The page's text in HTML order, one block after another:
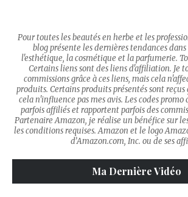
Pour toutes les beautés en herbe et les
blog présente les dernières tendances
l'esthétique, la cosmétique et la parfumerie.
Certains liens sont des liens d'affiliation. Je
commissions grâce à ces liens, mais cela
produits. Certains produits présentés sont
cela n'influence pas mes avis. Les codes promo
parfois affiliés et rapportent parfois des
Partenaire Amazon, je réalise un bénéfice sur
les conditions requises. Amazon et le logo
d’Amazon.com, Inc. ou de ses
Ma Dernière Vidéo